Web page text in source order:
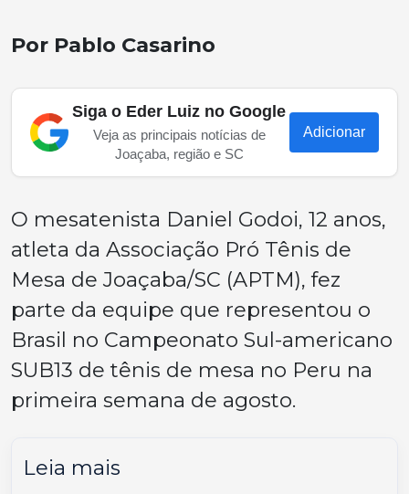
Por Pablo Casarino
Siga o Eder Luiz no Google
Veja as principais notícias de
Joaçaba, região e SC
Adicionar
O mesatenista Daniel Godoi, 12 anos,
atleta da Associação Pró Tênis de
Mesa de Joaçaba/SC (APTM), fez
parte da equipe que representou o
Brasil no Campeonato Sul-americano
SUB13 de tênis de mesa no Peru na
primeira semana de agosto.
Leia mais